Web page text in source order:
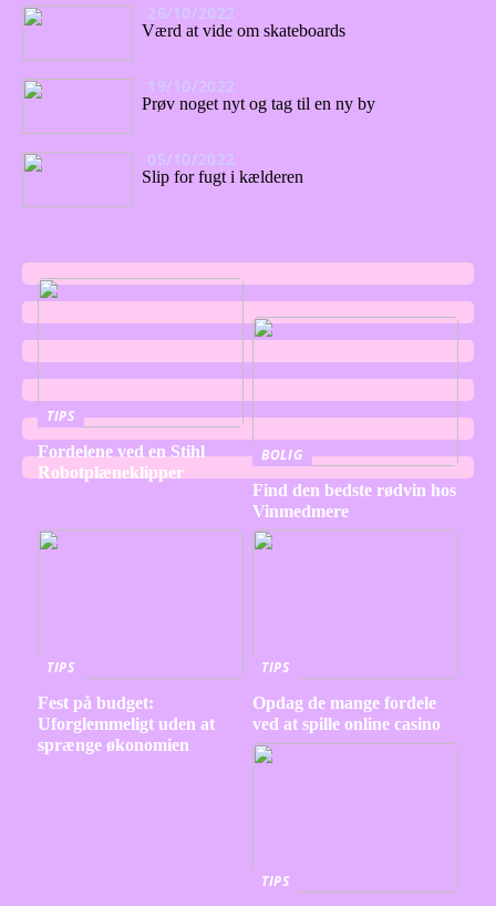
26/10/2022
Værd at vide om skateboards
19/10/2022
Prøv noget nyt og tag til en ny by
05/10/2022
Slip for fugt i kælderen
TIPS
Fordelene ved en Stihl
Robotplæneklipper
BOLIG
Find den bedste rødvin hos
Vinmedmere
TIPS
Fest på budget:
Uforglemmeligt uden at
sprænge økonomien
TIPS
Opdag de mange fordele
ved at spille online casino
TIPS